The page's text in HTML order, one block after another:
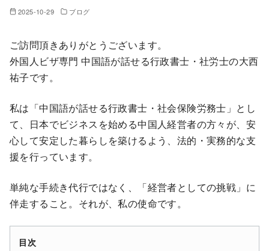
2025-10-29 ブログ
ご訪問頂きありがとうございます。
外国人ビザ専門 中国語が話せる行政書士・社労士の大西
祐子です。
私は「中国語が話せる行政書士・社会保険労務士」とし
て、日本でビジネスを始める中国人経営者の方々が、安
心して安定した暮らしを築けるよう、法的・実務的な支
援を行っています。
単純な手続き代行ではなく、「経営者としての挑戦」に
伴走すること。それが、私の使命です。
目次